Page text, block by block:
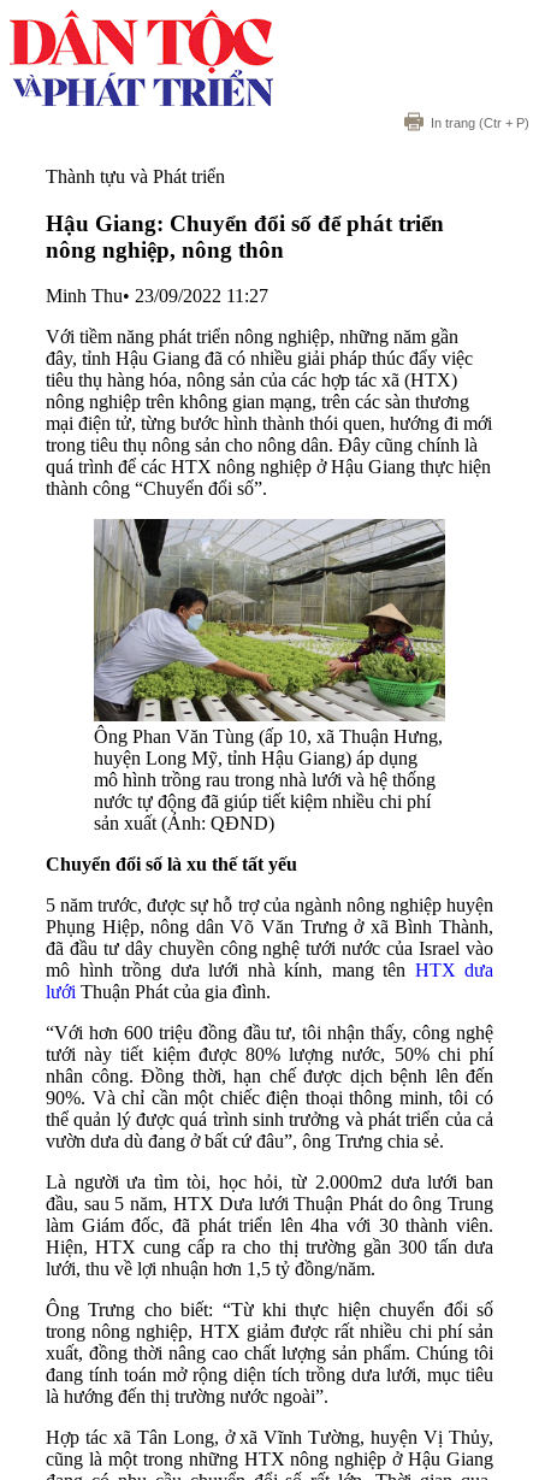
In trang (Ctr + P)
Thành tựu và Phát triển
Hậu Giang: Chuyển đổi số để phát triển
nông nghiệp, nông thôn
Minh Thu• 23/09/2022 11:27
Với tiềm năng phát triển nông nghiệp, những năm gần
đây, tỉnh Hậu Giang đã có nhiều giải pháp thúc đẩy việc
tiêu thụ hàng hóa, nông sản của các hợp tác xã (HTX)
nông nghiệp trên không gian mạng, trên các sàn thương
mại điện tử, từng bước hình thành thói quen, hướng đi mới
trong tiêu thụ nông sản cho nông dân. Đây cũng chính là
quá trình để các HTX nông nghiệp ở Hậu Giang thực hiện
thành công “Chuyển đổi số”.
Ông Phan Văn Tùng (ấp 10, xã Thuận Hưng,
huyện Long Mỹ, tỉnh Hậu Giang) áp dụng
mô hình trồng rau trong nhà lưới và hệ thống
nước tự động đã giúp tiết kiệm nhiều chi phí
sản xuất (Ảnh: QĐND)
Chuyển đổi số là xu thế tất yếu
5 năm trước, được sự hỗ trợ của ngành nông nghiệp huyện
Phụng Hiệp, nông dân Võ Văn Trưng ở xã Bình Thành,
đã đầu tư dây chuyền công nghệ tưới nước của Israel vào
mô hình trồng dưa lưới nhà kính, mang tên HTX dưa
lưới Thuận Phát của gia đình.
“Với hơn 600 triệu đồng đầu tư, tôi nhận thấy, công nghệ
tưới này tiết kiệm được 80% lượng nước, 50% chi phí
nhân công. Đồng thời, hạn chế được dịch bệnh lên đến
90%. Và chỉ cần một chiếc điện thoại thông minh, tôi có
thể quản lý được quá trình sinh trưởng và phát triển của cả
vườn dưa dù đang ở bất cứ đâu”, ông Trưng chia sẻ.
Là người ưa tìm tòi, học hỏi, từ 2.000m2 dưa lưới ban
đầu, sau 5 năm, HTX Dưa lưới Thuận Phát do ông Trung
làm Giám đốc, đã phát triển lên 4ha với 30 thành viên.
Hiện, HTX cung cấp ra cho thị trường gần 300 tấn dưa
lưới, thu về lợi nhuận hơn 1,5 tỷ đồng/năm.
Ông Trưng cho biết: “Từ khi thực hiện chuyển đổi số
trong nông nghiệp, HTX giảm được rất nhiều chi phí sản
xuất, đồng thời nâng cao chất lượng sản phẩm. Chúng tôi
đang tính toán mở rộng diện tích trồng dưa lưới, mục tiêu
là hướng đến thị trường nước ngoài”.
Hợp tác xã Tân Long, ở xã Vĩnh Tường, huyện Vị Thủy,
cũng là một trong những HTX nông nghiệp ở Hậu Giang